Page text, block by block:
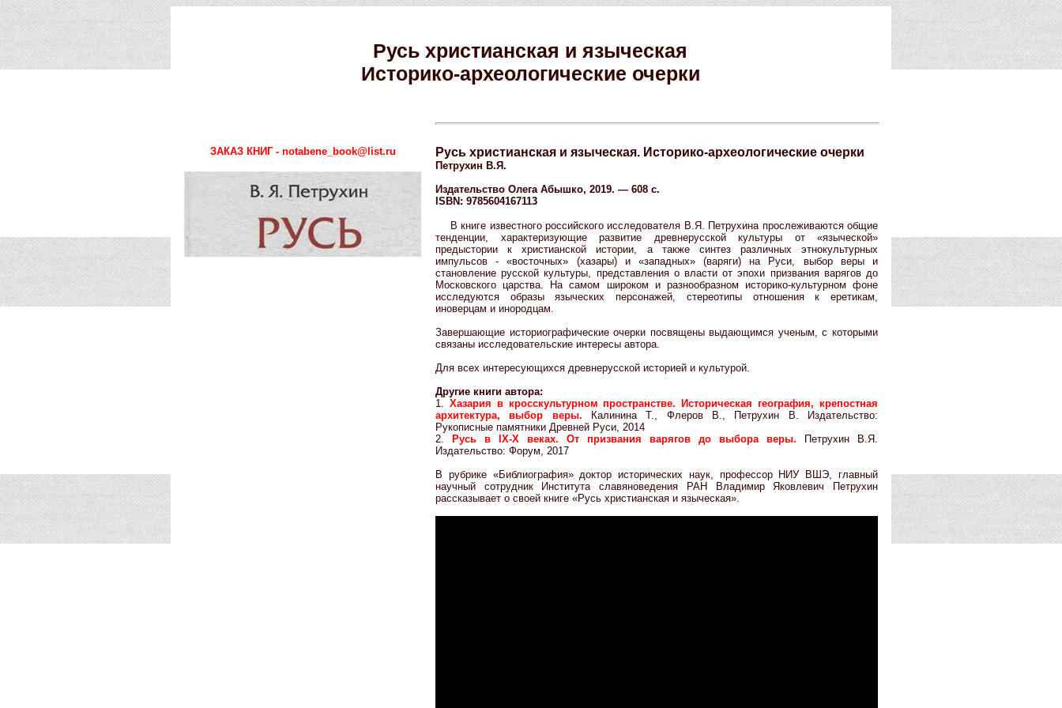
Русь христианская и языческая
Историко-археологические очерки
ЗАКАЗ КНИГ - notabene_book@list.ru Русь христианская и языческая. Историко-археологические очерки
Петрухин В.Я.
Издательство Олега Абышко, 2019. — 608 с.
ISBN: 9785604167113
В книге известного российского исследователя В.Я. Петрухина прослеживаются общие
тенденции, характеризующие развитие древнерусской культуры от «языческой»
предыстории к христианской истории, а также синтез различных этнокультурных
импульсов - «восточных» (хазары) и «западных» (варяги) на Руси, выбор веры и
становление русской культуры, представления о власти от эпохи призвания варягов до
Московского царства. На самом широком и разнообразном историко-культурном фоне
исследуются образы языческих персонажей, стереотипы отношения к еретикам,
иноверцам и инородцам.
Завершающие историографические очерки посвящены выдающимся ученым, с которыми
связаны исследовательские интересы автора.
Для всех интересующихся древнерусской историей и культурой.
Другие книги автора:
1. Хазария в кросскультурном пространстве. Историческая география, крепостная
архитектура, выбор веры.
Калинина Т., Флеров В., Петрухин В. Издательство:
Рукописные памятники Древней Руси, 2014
2.
Русь в IX-X веках. От призвания варягов до выбора веры.
Петрухин В.Я.
Издательство: Форум, 2017
В рубрике «Библиография» доктор исторических наук, профессор НИУ ВШЭ, главный
научный сотрудник Института славяноведения РАН Владимир Яковлевич Петрухин
рассказывает о своей книге «Русь христианская и языческая».